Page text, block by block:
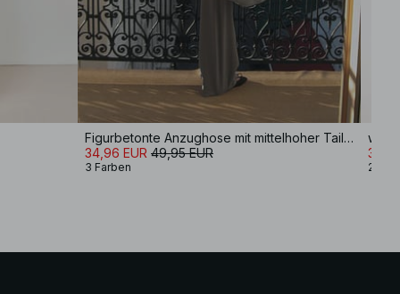
Figurbetonte Anzughose mit mittelhoher Taille
34,96 EUR 49,95 EUR
3 Farben 2